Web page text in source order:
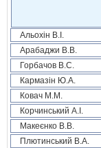
Альохін В.І.
Арабаджи В.В.
Горбачов В.С.
Кармазін Ю.А.
Ковач М.М.
Корчинський А.І.
Макеєнко В.В.
Плютинський В.А.